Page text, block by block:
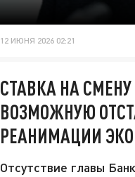
12 ИЮНЯ 2026 02:21
СТАВКА НА
ВОЗМОЖНУЮ
РЕАНИМАЦИИ
Отсутствие главы